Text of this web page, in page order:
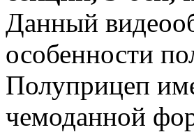
Данный
особенности
Полуприцеп
чемоданной